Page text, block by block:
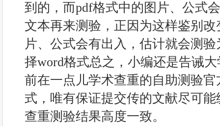
到的，而pdf格式中的图片、公式
文本再来测验，正因为这样鉴别
片、公式会有出入，估计就会测
择word格式总之，小编还是告诫
前在一点儿学术查重的自助测验
式，唯有保证提交传的文献尽可
查重测验结果高度一致。